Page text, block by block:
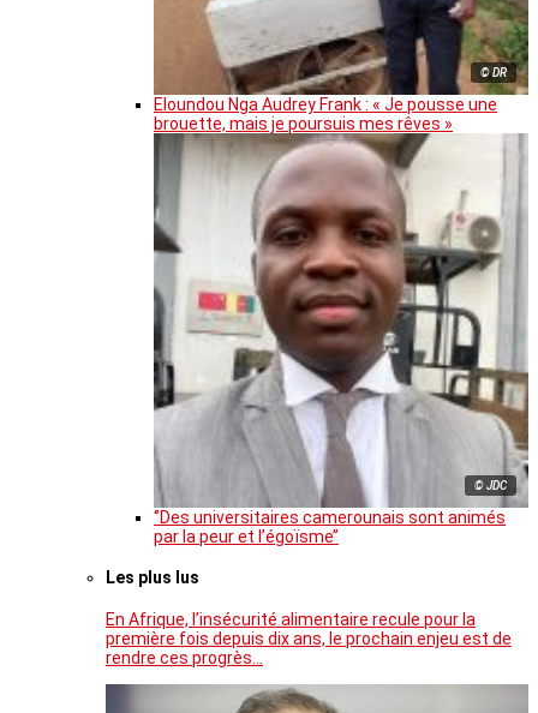
© DR
Eloundou Nga Audrey Frank : « Je pousse une
brouette, mais je poursuis mes rêves »
© JDC
‘’Des universitaires camerounais sont animés
par la peur et l’égoïsme’’
Les plus lus
En Afrique, l’insécurité alimentaire recule pour la
première fois depuis dix ans, le prochain enjeu est de
rendre ces progrès…